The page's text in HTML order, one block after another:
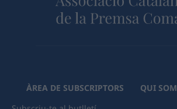
ÀREA DE SUBSCRIPTORS QUI SOM